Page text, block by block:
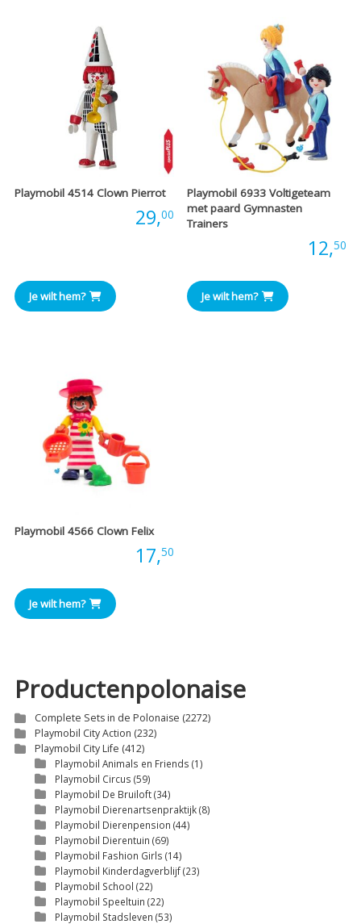
Playmobil 4514 Clown Pierrot
29,00
Je wilt hem?
Playmobil 6933 Voltigeteam
met paard Gymnasten
Trainers
12,50
Je wilt hem?
Playmobil 4566 Clown Felix
17,50
Je wilt hem?
Productenpolonaise
Complete Sets in de Polonaise (2272)
Playmobil City Action (232)
Playmobil City Life (412)
Playmobil Animals en Friends (1)
Playmobil Circus (59)
Playmobil De Bruiloft(34)
Playmobil Dierenartsenpraktijk(8)
Playmobil Dierenpension (44)
Playmobil Dierentuin (69)
Playmobil Fashion Girls (14)
Playmobil Kinderdagverblijf(23)
Playmobil School (22)
Playmobil Speeltuin (22)
Playmobil Stadsleven (53)